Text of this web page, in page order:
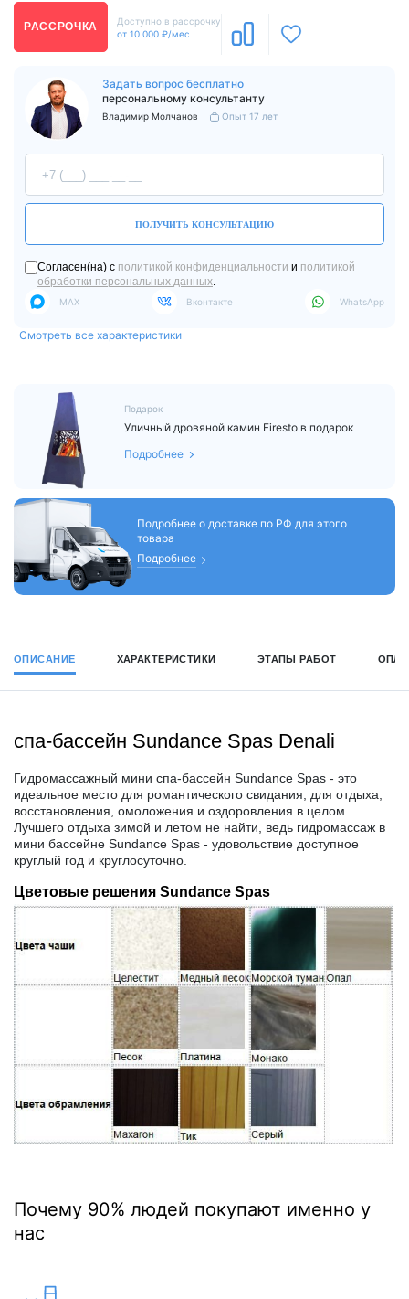
Доступно в рассрочку
от 10 000 ₽/мес
РАССРОЧКА
Задать вопрос бесплатно
персональному консультанту
Владимир Молчанов Опыт 17 лет
ПОЛУЧИТЬ КОНСУЛЬТАЦИЮ
Согласен(на) с политикой конфиденциальности и политикой
обработки персональных данных.
MAX Вконтакте WhatsApp
Смотреть все характеристики
Подарок
Уличный дровяной камин Firesto в подарок
Подробнее
Подробнее о доставке по РФ для этого
товара
Подробнее
ОПИСАНИЕ ХАРАКТЕРИСТИКИ ЭТАПЫ РАБОТ
спа-бассейн Sundance Spas Denali
Гидромассажный мини спа-бассейн Sundance Spas - это
идеальное место для романтического свидания, для отдыха,
восстановления, омоложения и оздоровления в целом.
Лучшего отдыха зимой и летом не найти, ведь гидромассаж в
мини бассейне Sundance Spas - удовольствие доступное
круглый год и круглосуточно.
Цветовые решения Sundance Spas
Почему 90% людей покупают именно у
нас